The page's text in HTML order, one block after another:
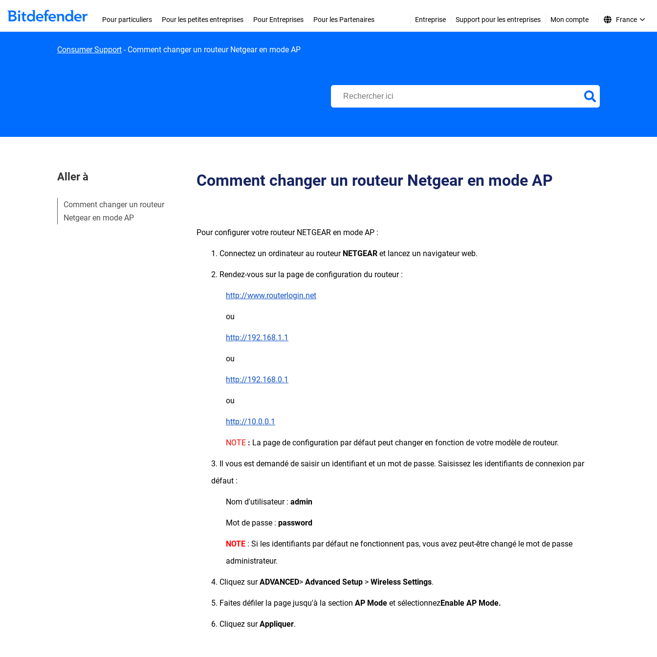
Skip to content
Pour particuliers Pour les petites entreprises Pour Entreprises Pour les Partenaires Entreprise Support pour les entreprises Mon compte France
Consumer Support - Comment changer un routeur Netgear en mode AP
Centre d'Assistance Bitdefender
Aller à
Comment changer un routeur
Netgear en mode AP
Comment changer un routeur Netgear en mode AP
Pour configurer votre routeur NETGEAR en mode AP :
1. Connectez un ordinateur au routeur NETGEAR et lancez un navigateur web.
2. Rendez-vous sur la page de configuration du routeur :
http://www.routerlogin.net
ou
http://192.168.1.1
ou
http://192.168.0.1
ou
http://10.0.0.1
NOTE : La page de configuration par défaut peut changer en fonction de votre modèle de routeur.
3. Il vous est demandé de saisir un identifiant et un mot de passe. Saisissez les identifiants de connexion par
défaut :
Nom d'utilisateur : admin
Mot de passe : password
NOTE : Si les identifiants par défaut ne fonctionnent pas, vous avez peut-être changé le mot de passe
administrateur.
4. Cliquez surADVANCED> Advanced Setup > Wireless Settings.
5. Faites défiler la page jusqu'à la section AP Mode et sélectionnezEnable AP Mode.
6. Cliquez surAppliquer.